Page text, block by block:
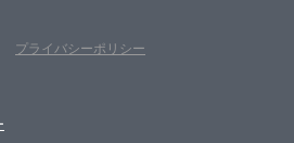
プライバシーポリシー